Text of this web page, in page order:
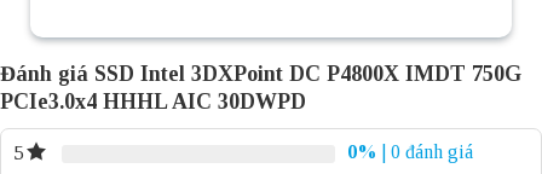
Đánh giá SSD Intel 3DXPoint DC P4800X IMDT 750G
PCIe3.0x4 HHHL AIC 30DWPD
5 0%
| 0 đánh giá